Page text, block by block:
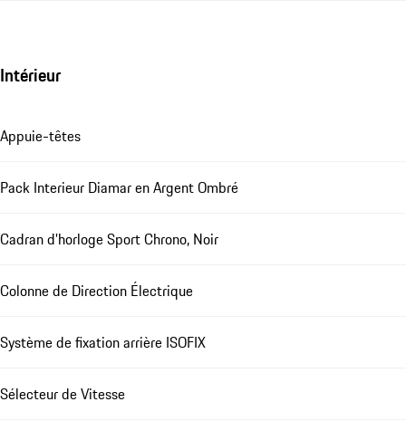
Intérieur
Appuie-têtes
Pack Interieur Diamar en Argent Ombré
Cadran d'horloge Sport Chrono, Noir
Colonne de Direction Électrique
Système de fixation arrière ISOFIX
Sélecteur de Vitesse